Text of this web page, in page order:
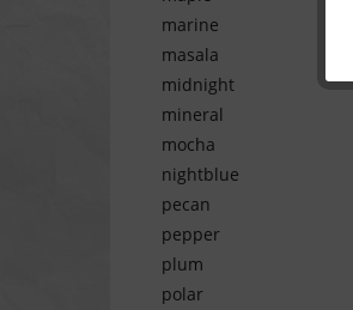
marine
masala
midnight
mineral
mocha
nightblue
pecan
pepper
plum
polar